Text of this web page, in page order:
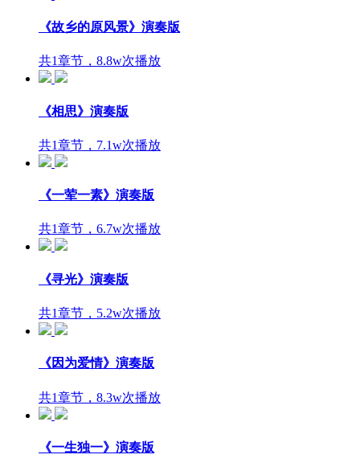
《故乡的原风景》演奏版
共1章节，8.8w次播放
《相思》演奏版
共1章节，7.1w次播放
《一荤一素》演奏版
共1章节，6.7w次播放
《寻光》演奏版
共1章节，5.2w次播放
《因为爱情》演奏版
共1章节，8.3w次播放
《一生独一》演奏版